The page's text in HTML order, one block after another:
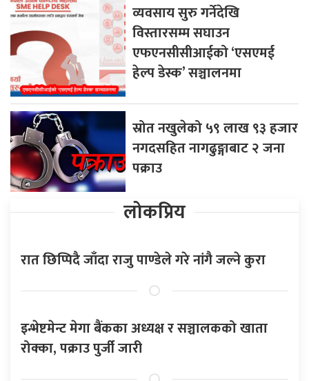
व्यवसाय सुरु गर्नेदेखि
विस्तारसम्म सघाउन
एफएनसीसीआईको ‘एसएमई
हेल्प डेस्क’ सञ्चालनमा
स्रोत नखुलेको ५९ लाख ९३ हजार
नगदसहित नागढुङ्गाबाट २ जना
पक्राउ
लोकप्रिय
रात छिप्पिदै जाँदा राजु पाण्डेले गरे नांगै जल्ने कुरा
इन्भेष्टमेन्ट मेगा बैंकका अध्यक्ष र सञ्चालकको खाता
रोक्का, पक्राउ पुर्जी जारी